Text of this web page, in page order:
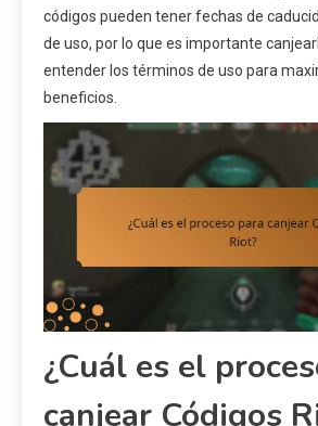
códigos pueden tener fechas de
de uso, por lo que es importante
entender los términos de uso para
beneficios.
¿Cuál es el
canjear Códigos